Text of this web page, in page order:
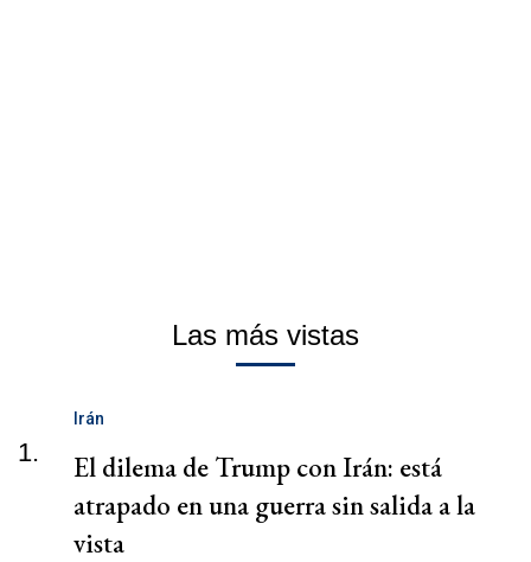
Las más vistas
1.
Irán
El dilema de Trump con Irán: está
atrapado en una guerra sin salida a la
vista